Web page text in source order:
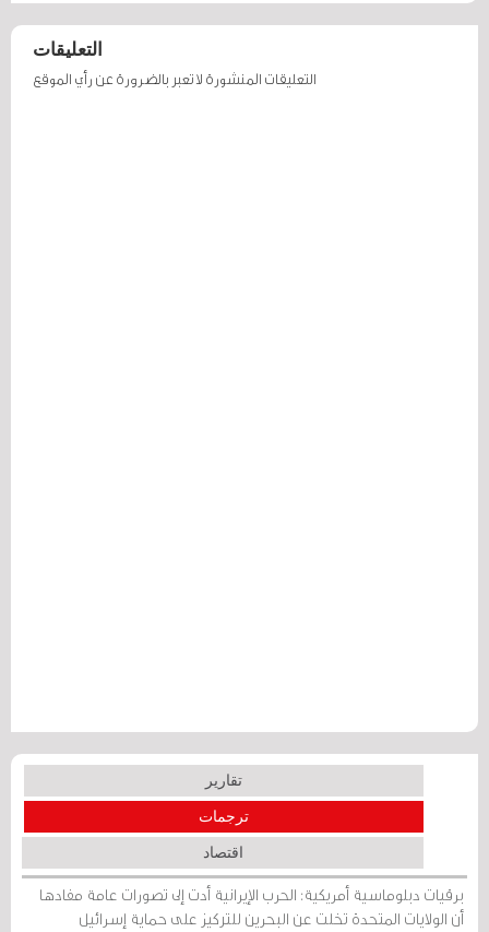
التعليقات
التعليقات المنشورة لا تعبر بالضرورة عن رأي الموقع
تقارير
ترجمات
اقتصاد
برقيات دبلوماسية أمريكية: الحرب الإيرانية أدت إلى تصورات عامة مفادها
أن الولايات المتحدة تخلت عن البحرين للتركيز على حماية إسرائيل